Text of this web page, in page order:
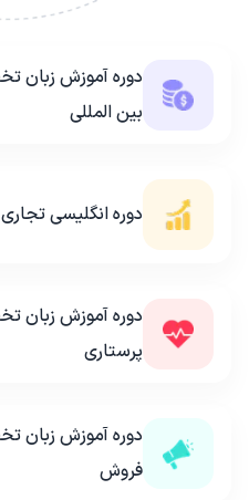
دوره آموزش زبان
بین المللی
دوره انگلیسی تجاری
دوره آموزش زبان
پرستاری
دوره آموزش زبان
فروش